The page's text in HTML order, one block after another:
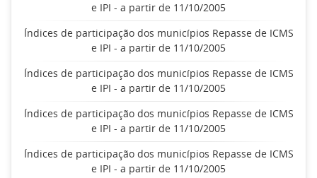
e IPI - a partir de 11/10/2005
Índices de participação dos municípios Repasse de ICMS
e IPI - a partir de 11/10/2005
Índices de participação dos municípios Repasse de ICMS
e IPI - a partir de 11/10/2005
Índices de participação dos municípios Repasse de ICMS
e IPI - a partir de 11/10/2005
Índices de participação dos municípios Repasse de ICMS
e IPI - a partir de 11/10/2005